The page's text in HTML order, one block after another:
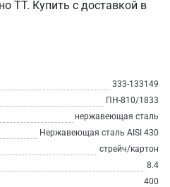
ТТ. Купить с доставкой в
333-133149
ПН-810/1833
нержавеющая сталь
Нержавеющая сталь AISI 430
стрейч/картон
8.4
400